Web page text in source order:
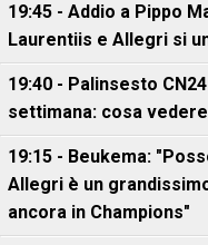
19:45 - Addio a Pippo
Laurentiis e Allegri si
19:40 - Palinsesto
settimana: cosa
19:15 - Beukema:
Allegri è un
ancora in Champions"